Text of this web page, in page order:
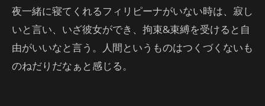
夜一緒に寝てくれるフィリピーナがいない時は、寂し
いと言い、いざ彼女ができ、拘束&束縛を受けると自
由がいいなと言う。人間というものはつくづくないも
のねだりだなぁと感じる。